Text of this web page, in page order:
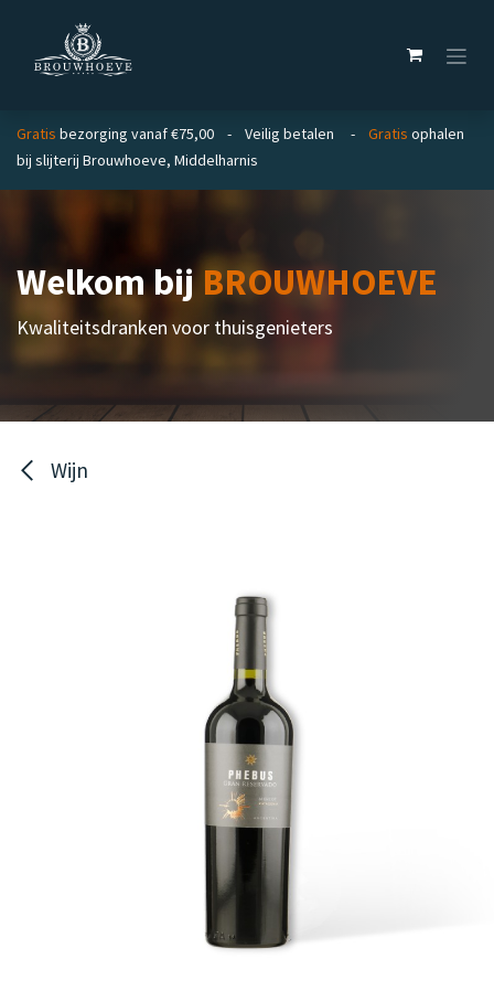
Gratis bezorging vanaf €75,00 - Veilig betalen - Gratis ophalen
bij slijterij Brouwhoeve, Middelharnis
Welkom bijBROUWHOEVE
Kwaliteitsdranken voor thuisgenieters
Wijn